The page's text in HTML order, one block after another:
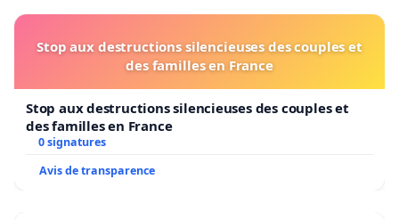
Stop aux destructions silencieuses des couples et
des familles en France
Stop aux destructions silencieuses des couples et
des familles en France
0 signatures
Avis de transparence